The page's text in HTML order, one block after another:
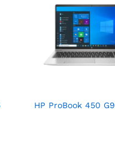
HP ProBook 450 G9